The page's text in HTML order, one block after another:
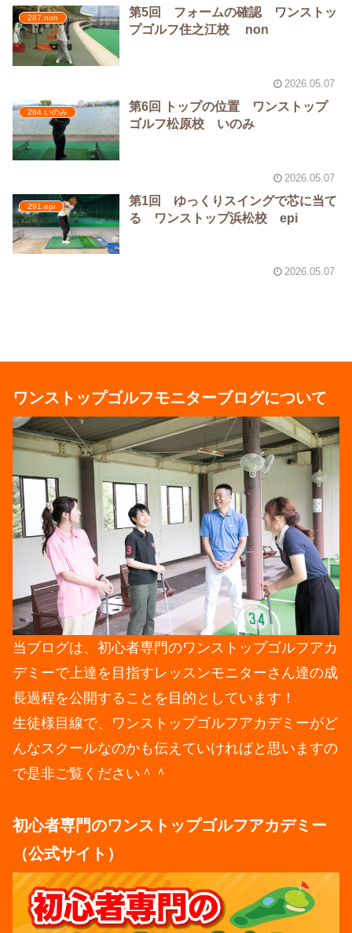
287.non
第5回 フォームの確認 ワンストッ
プゴルフ住之江校 non
2026.05.07
284.いのみ
第6回 トップの位置 ワンストップ
ゴルフ松原校 いのみ
2026.05.07
291.epi
第1回 ゆっくりスイングで芯に当て
る ワンストップ浜松校 epi
2026.05.07
ワンストップゴルフモニターブログについて
当ブログは、初心者専門のワンストップゴルフアカ
デミーで上達を目指すレッスンモニターさん達の成
長過程を公開することを目的としています！
生徒様目線で、ワンストップゴルフアカデミーがど
んなスクールなのかも伝えていければと思いますの
で是非ご覧ください＾＾
初心者専門のワンストップゴルフアカデミー
（公式サイト）